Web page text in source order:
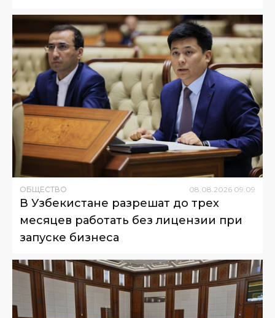
ОБЩЕСТВО 08 08 2026 09:09
В Узбекистане разрешат до трех
месяцев работать без лицензии при
запуске бизнеса